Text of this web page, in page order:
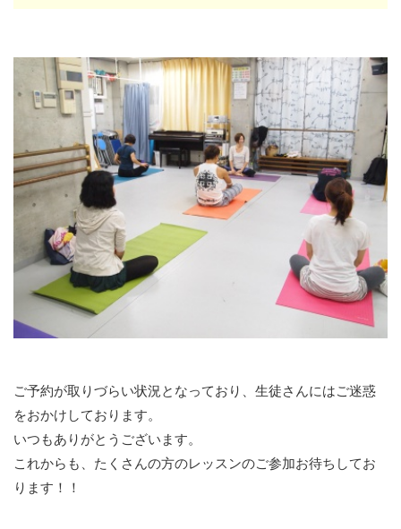
ご予約が取りづらい状況となっており、生徒さんにはご迷惑
をおかけしております。
いつもありがとうございます。
これからも、たくさんの方のレッスンのご参加お待ちしてお
ります！！